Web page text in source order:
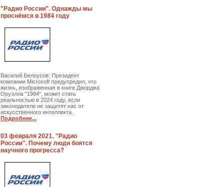
"Радио России". Однажды мы
проснёмся в 1984 году
Василий Белоусов: Президент
компании Microsoft предупредил, что
жизнь, изображенная в книге Джорджа
Оруэлла "1984", может стать
реальностью в 2024 году, если
законодатели не защитят нас от
искусственного интеллекта.
Подробнее...
03 февраля 2021. "Радио
России". Почему люди боятся
научного прогресса?